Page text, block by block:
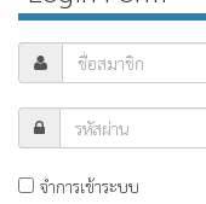
จำการเข้าระบบ